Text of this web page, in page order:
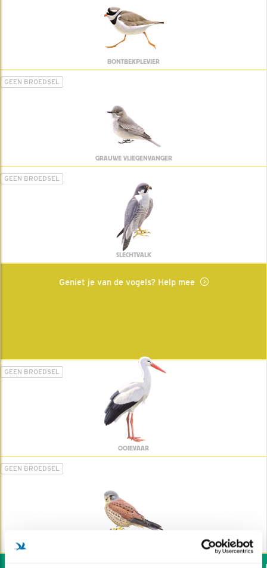
BONTBEKPLEVIER
GEEN BROEDSEL
GRAUWE VLIEGENVANGER
GEEN BROEDSEL
SLECHTVALK
Geniet je van de vogels? Help mee
GEEN BROEDSEL
OOIEVAAR
GEEN BROEDSEL